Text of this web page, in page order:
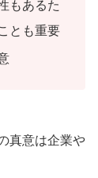
もあるた
とも重要
真意は企業や